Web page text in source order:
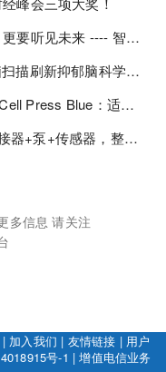
【人工耳蜗技术解读】不止听见，更要听见未来 ---- 智能耳蜗，开启人工耳蜗技术新纪元！
Nat Mental Health：两万余人大脑扫描刷新抑郁脑科学认知！抑郁不只是情绪病，视觉、运动脑区同步受损！
实锤！蛋白质真不是"多多益善"！Cell Press Blue：适度限蛋白，反而拉长健康寿命！
官宣 | CPC Biotech正式成立：连接器+泵+传感器，整合生物制药流体管理解决方案！
多信息 请关注
| 加入我们 | 友情链接 | 用户
号-1 |增值电信业务